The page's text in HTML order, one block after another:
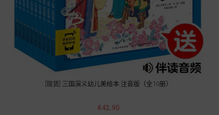
[现货] 三国演义幼儿美绘本 注音版（全10册）
價
€42.90